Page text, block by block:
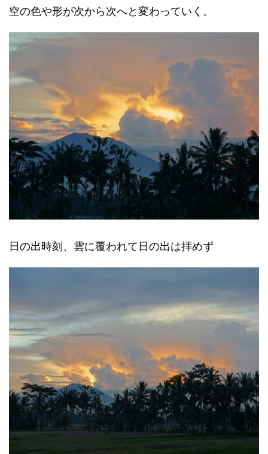
空の色や形が次から次へと変わっていく。
日の出時刻、雲に覆われて日の出は拝めず